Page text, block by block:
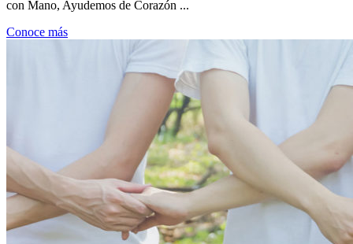
con Mano, Ayudemos de Corazón ...
Conoce más